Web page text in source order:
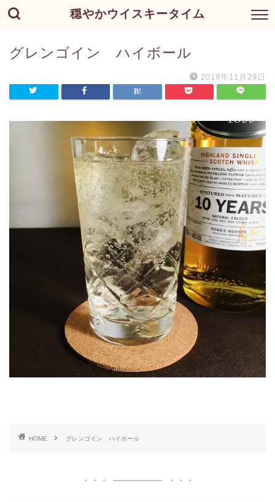
穏やかウイスキータイム
グレンゴイン ハイボール
2019年11月29日
HOME グレンゴイン ハイボール